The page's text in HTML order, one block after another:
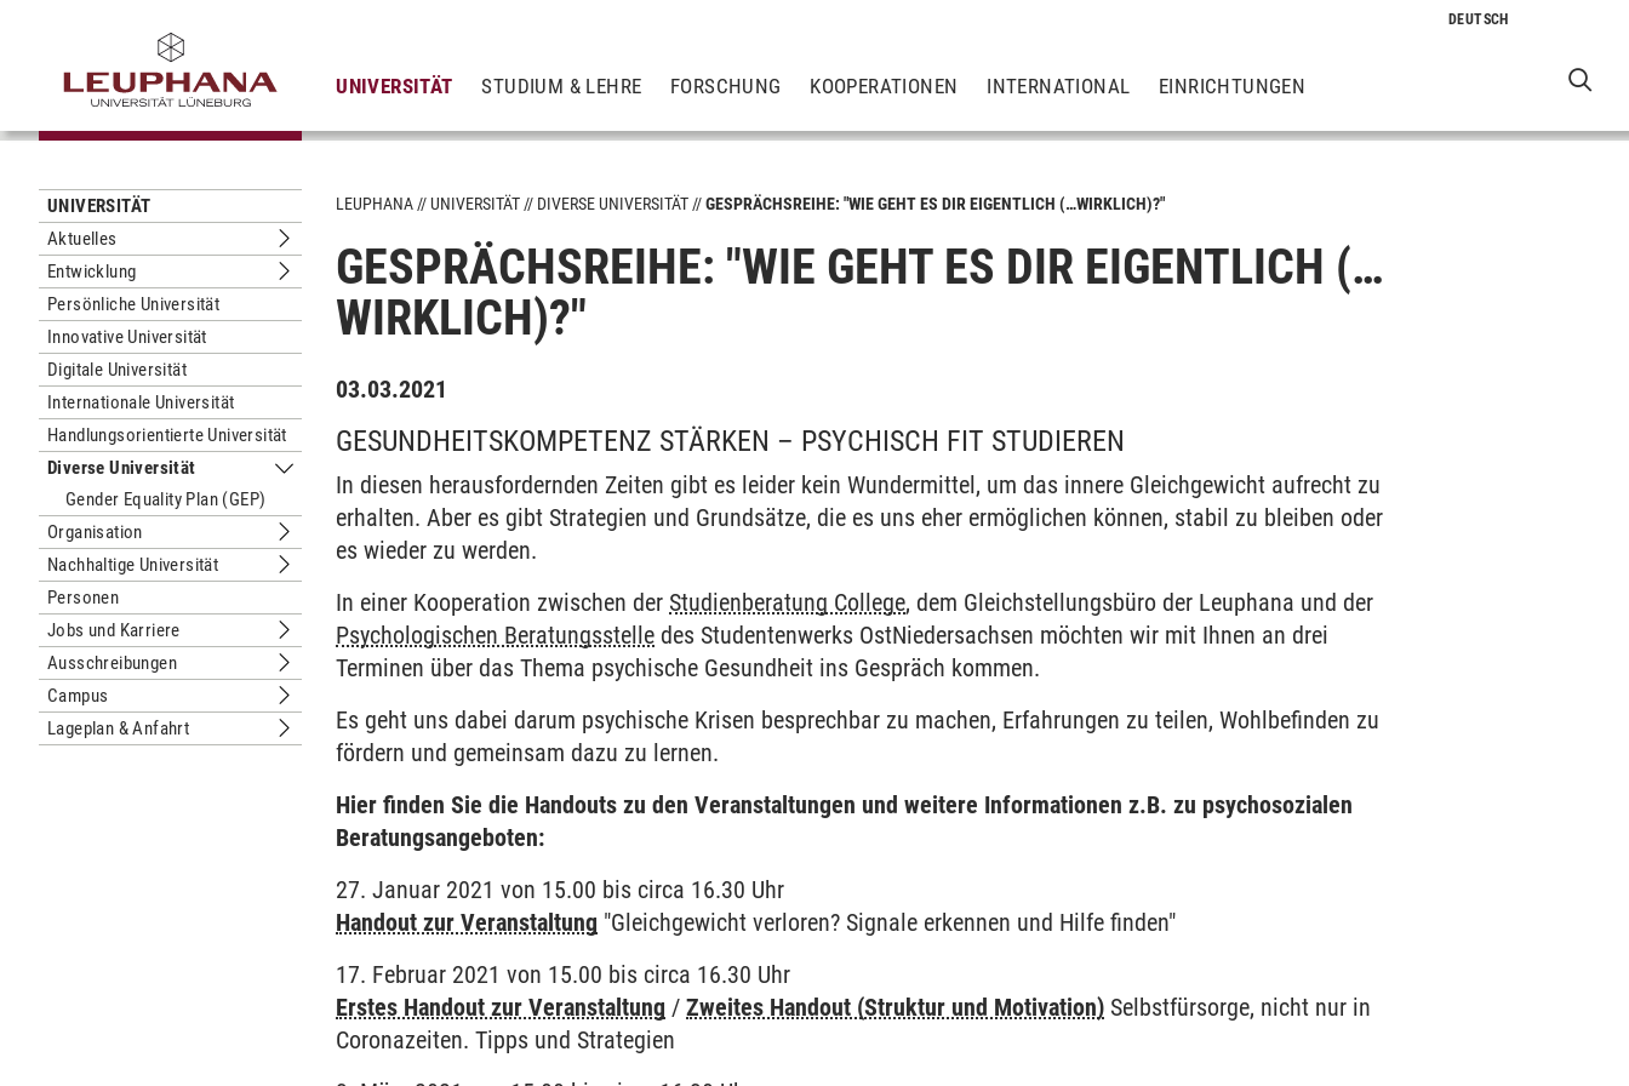
UNIVERSITÄT STUDIUM & LEHRE FORSCHUNG KOOPERATIONEN INTERNATIONAL EINRICHTUNGEN
UNIVERSITÄT
Aktuelles
Untermenu Aktuelles
Entwicklung
Untermenu Entwicklung
Persönliche Universität
Innovative Universität
Digitale Universität
Internationale Universität
Handlungsorientierte Universität
Diverse Universität
Untermenu Diverse Universität
Gender Equality Plan (GEP)
Organisation
Untermenu Organisation
Nachhaltige Universität
Untermenu Nachhaltige Universität
Personen
Jobs und Karriere
Untermenu Jobs und Karriere
Ausschreibungen
Untermenu Ausschreibungen
Campus
Untermenu Campus
Lageplan & Anfahrt
Untermenu Lageplan & Anfahrt
LEUPHANA UNIVERSITÄT DIVERSE UNIVERSITÄT GESPRÄCHSREIHE: "WIE GEHT ES DIR EIGENTLICH (…WIRKLICH)?"
GESPRÄCHSREIHE: "WIE GEHT ES DIR EIGENTLICH (…
WIRKLICH)?"
03.03.2021
GESUNDHEITSKOMPETENZ STÄRKEN – PSYCHISCH FIT STUDIEREN
In diesen herausfordernden Zeiten gibt es leider kein Wundermittel, um das innere Gleichgewicht aufrecht zu
erhalten. Aber es gibt Strategien und Grundsätze, die es uns eher ermöglichen können, stabil zu bleiben oder
es wieder zu werden.
In einer Kooperation zwischen der Studienberatung College, dem Gleichstellungsbüro der Leuphana und der
Psychologischen Beratungsstelle des Studentenwerks OstNiedersachsen möchten wir mit Ihnen an drei
Terminen über das Thema psychische Gesundheit ins Gespräch kommen.
Es geht uns dabei darum psychische Krisen besprechbar zu machen, Erfahrungen zu teilen, Wohlbefinden zu
fördern und gemeinsam dazu zu lernen.
Hier finden Sie die Handouts zu den Veranstaltungen und weitere Informationen z.B. zu psychosozialen
Beratungsangeboten:
27. Januar 2021 von 15.00 bis circa 16.30 Uhr
Handout zur Veranstaltung "Gleichgewicht verloren? Signale erkennen und Hilfe finden"
17. Februar 2021 von 15.00 bis circa 16.30 Uhr
Erstes Handout zur Veranstaltung /Zweites Handout (Struktur und Motivation) Selbstfürsorge, nicht nur in
Coronazeiten. Tipps und Strategien